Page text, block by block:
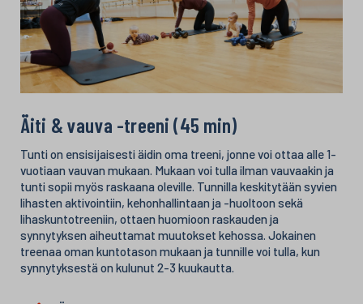
Äiti & vauva -treeni (45 min)
Tunti on ensisijaisesti äidin oma treeni, jonne voi ottaa alle 1-
vuotiaan vauvan mukaan. Mukaan voi tulla ilman vauvaakin ja
tunti sopii myös raskaana oleville. Tunnilla keskitytään syvien
lihasten aktivointiin, kehonhallintaan ja -huoltoon sekä
lihaskuntotreeniin, ottaen huomioon raskauden ja
synnytyksen aiheuttamat muutokset kehossa. Jokainen
treenaa oman kuntotason mukaan ja tunnille voi tulla, kun
synnytyksestä on kulunut 2-3 kuukautta.